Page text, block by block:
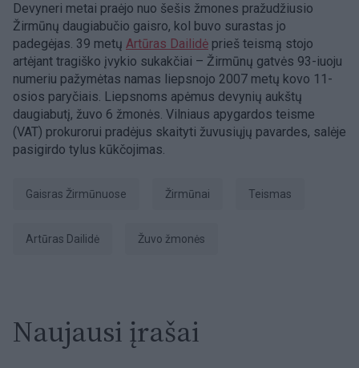
Devyneri metai praėjo nuo šešis žmones pražudžiusio
Žirmūnų daugiabučio gaisro, kol buvo surastas jo
padegėjas. 39 metų Artūras Dailidė prieš teismą stojo
artėjant tragiško įvykio sukakčiai – Žirmūnų gatvės 93-iuoju
numeriu pažymėtas namas liepsnojo 2007 metų kovo 11-
osios paryčiais. Liepsnoms apėmus devynių aukštų
daugiabutį, žuvo 6 žmonės. Vilniaus apygardos teisme
(VAT) prokurorui pradėjus skaityti žuvusiųjų pavardes, salėje
pasigirdo tylus kūkčojimas.
gaisras Žirmūnuose Žirmūnai Teismas
Artūras Dailidė žuvo žmonės
Naujausi įrašai